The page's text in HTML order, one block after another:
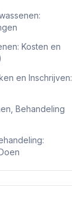
Kosten en
en Inschrijven:
Behandeling